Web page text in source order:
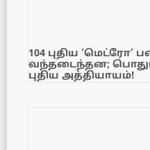
104 புதிய
வந்தடைந்தன;
புதிய அத்தியாயம்!